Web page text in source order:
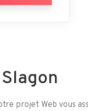
projet Web vous